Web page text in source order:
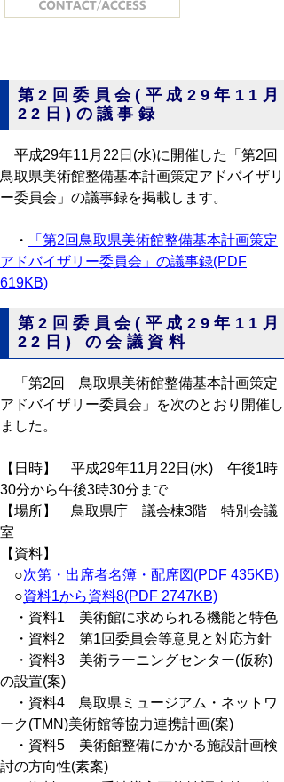
第2回委員会(平成29年11月
22日)の議事録
平成29年11月22日(水)に開催した「第2回
鳥取県美術館整備基本計画策定アドバイザリ
ー委員会」の議事録を掲載します。
・
「第2回鳥取県美術館整備基本計画策定
アドバイザリー委員会」の議事録(PDF
619KB)
第2回委員会(平成29年11月
22日) の会議資料
「第2回 鳥取県美術館整備基本計画策定
アドバイザリー委員会」を次のとおり開催し
ました。
【日時】 平成29年11月22日(水) 午後1時
30分から午後3時30分まで
【場所】 鳥取県庁 議会棟3階 特別会議
室
【資料】
○次第・出席者名簿・配席図(PDF 435KB)
○資料1から資料8(PDF 2747KB)
・資料1 美術館に求められる機能と特色
・資料2 第1回委員会等意見と対応方針
・資料3 美術ラーニングセンター(仮称)
の設置(案)
・資料4 鳥取県ミュージアム・ネットワ
ーク(TMN)美術館等協力連携計画(案)
・資料5 美術館整備にかかる施設計画検
討の方向性(素案)